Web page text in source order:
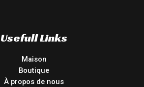
Usefull Links
Maison
Boutique
À propos de nous